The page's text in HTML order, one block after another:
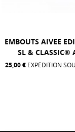
ONE
JOURS
EMBOUTS
25,00 €